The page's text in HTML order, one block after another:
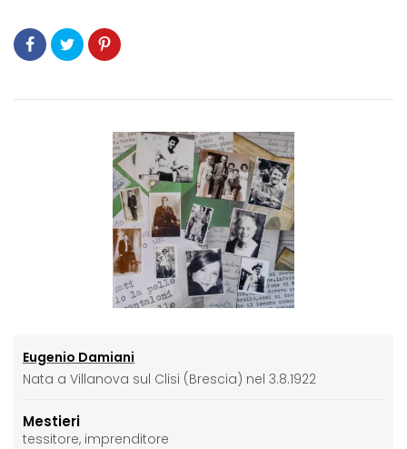
Eugenio Damiani
Nata a Villanova sul Clisi (Brescia) nel 3.8.1922
Mestieri
tessitore, imprenditore